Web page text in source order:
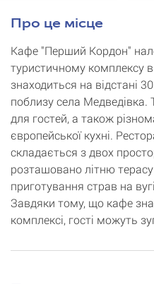
Про це місце
Кафе "Перший Кордон"
туристичному комплексу
знаходиться на відстані
поблизу села Медведівка.
для гостей, а також
європейської кухні.
складається з двох
розташовано літню
приготування страв на
Завдяки тому, що кафе
комплексі, гості можуть